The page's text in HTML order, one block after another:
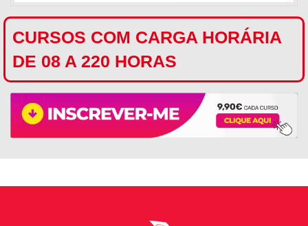
CURSOS COM CARGA HORÁRIA
DE 08 A 220 HORAS